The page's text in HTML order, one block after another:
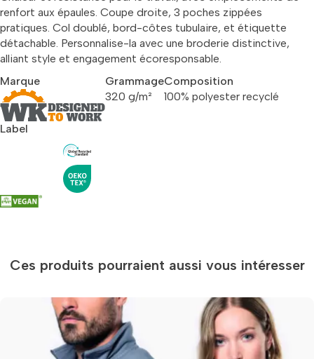
renfort aux épaules. Coupe droite, 3 poches zippées
pratiques. Col doublé, bord-côtes tubulaire, et étiquette
détachable. Personnalise-la avec une broderie distinctive,
alliant style et engagement écoresponsable.
Marque
Grammage
320 g/m²
Composition
100% polyester recyclé
Label
Ces produits pourraient aussi vous intéresser